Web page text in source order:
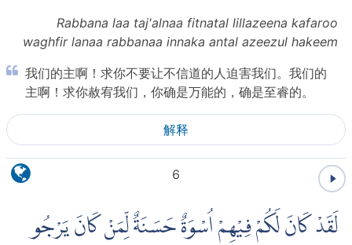
Rabbana laa taj'alnaa fitnatal lillazeena kafaroo
waghfir lanaa rabbanaa innaka antal azeezul hakeem
我们的主啊！求你不要让不信道的人迫害我们。我们的
主啊！求你赦宥我们，你确是万能的，确是至睿的。
解释
6
لَقَدْ كَانَ لَكُمْ فِيْهِمْ اُسْوَةٌ حَسَنَةٌ لِّمَنْ كَانَ يَرْجُو